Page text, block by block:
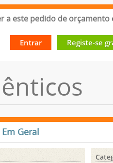
a este pedido de
Entrar Registe-se
Geral